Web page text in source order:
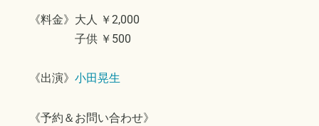
《料金》大人 ￥2,000
子供 ￥500
《出演》 小田晃生
《予約＆お問い合わせ》